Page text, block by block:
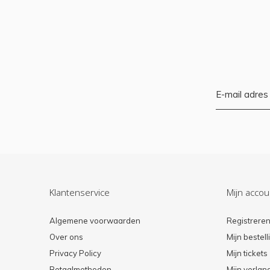
Klantenservice
Algemene voorwaarden
Over ons
Privacy Policy
Mijn
Registreren
Mijn
Mijn tickets